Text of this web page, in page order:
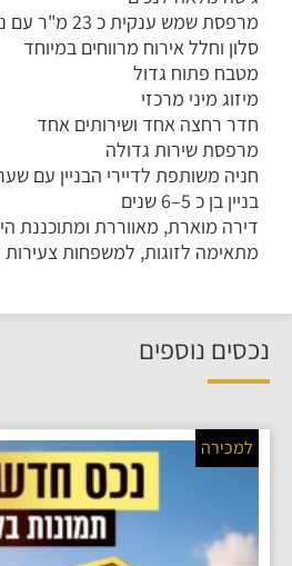
מרפסת שמש ענקית כ 23 מ"ר עם נוף פתוח לפארק
סלון וחלל אירוח מרווחים במיוחד
מטבח פתוח גדול
מיזוג מיני מרכזי
חדר רחצה אחד ושירותים אחד
מרפסת שירות גדולה
חניה משותפת לדיירי הבניין עם
בניין בן כ 5–6 שנים
דירה מוארת, מאווררת ומתוכננת
מתאימה לזוגות, למשפחות צעירות
נכסים נוספים
למכירה